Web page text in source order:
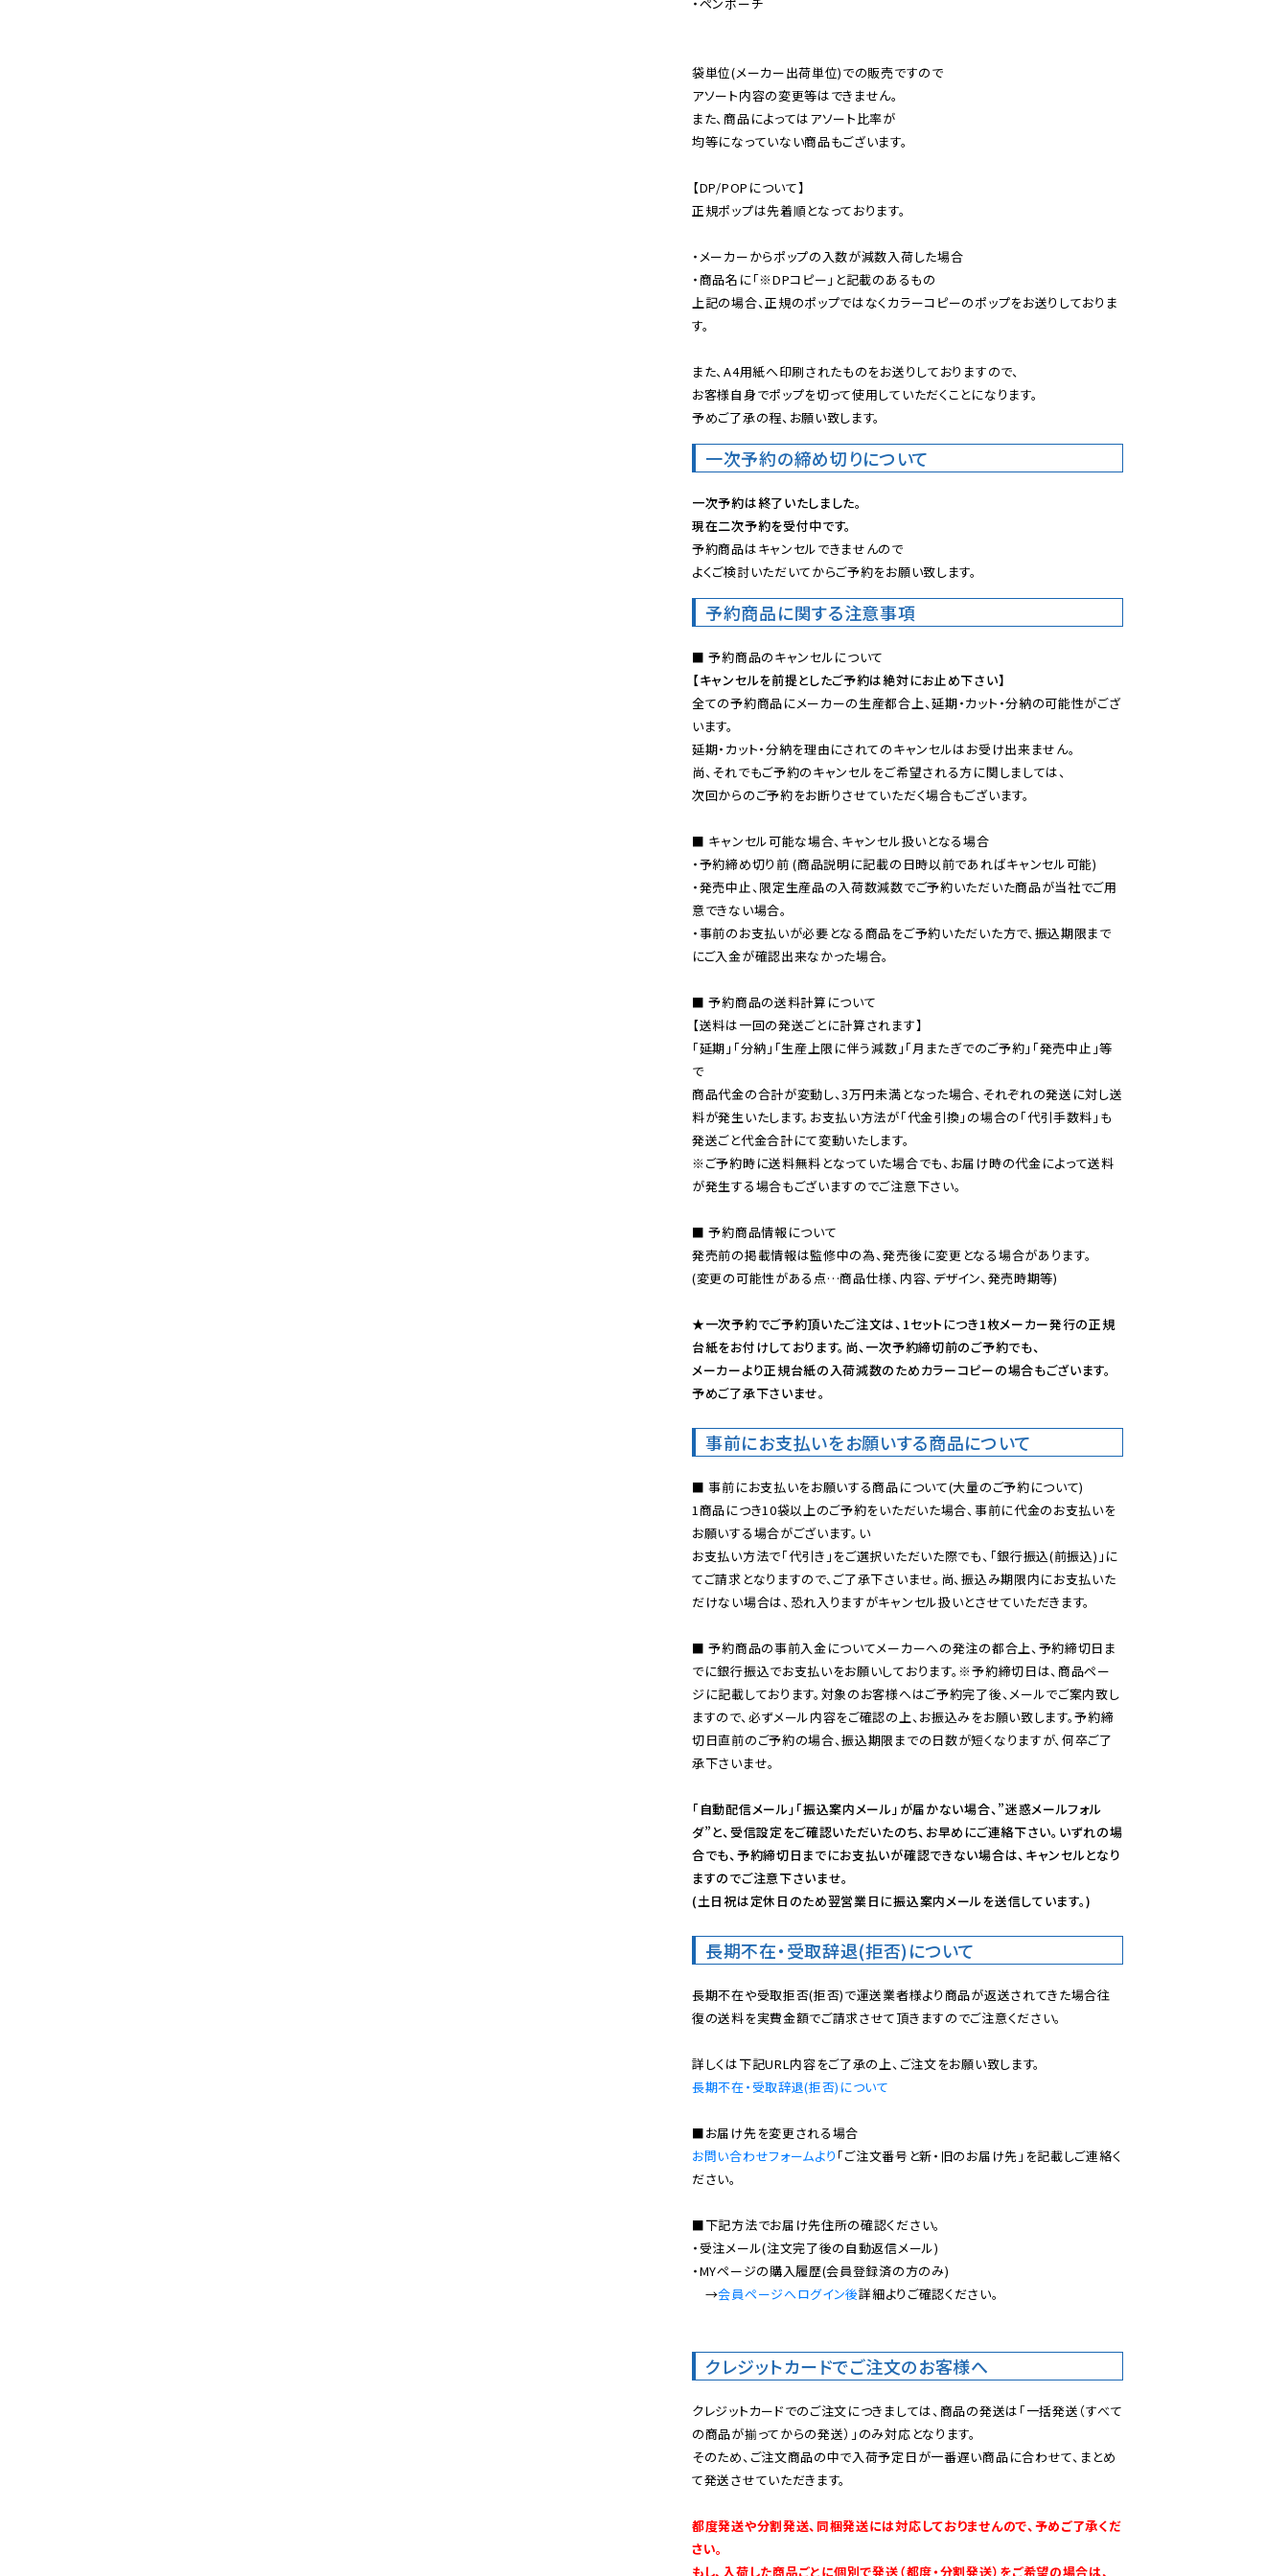
袋単位(メーカー出荷単位)での販売ですので
アソート内容の変更等はできません。
また、商品によってはアソート比率が
均等になっていない商品もございます。
【DP/POPについて】
正規ポップは先着順となっております。
・メーカーからポップの入数が減数入荷した場合
・商品名に「※DPコピー」と記載のあるもの
上記の場合、正規のポップではなくカラーコピーのポップをお送りしておりま
す。
また、A4用紙へ印刷されたものをお送りしておりますので、
お客様自身でポップを切って使用していただくことになります。
予めご了承の程、お願い致します。
一次予約の締め切りについて
一次予約は終了いたしました。
現在二次予約を受付中です。
予約商品はキャンセルできませんので
よくご検討いただいてからご予約をお願い致します。
予約商品に関する注意事項
【キャンセルを前提としたご予約は絶対にお止め下さい】
全ての予約商品にメーカーの生産都合上、延期・カット・分納の可能性がござ
います。
延期・カット・分納を理由にされてのキャンセルはお受け出来ません。
尚、それでもご予約のキャンセルをご希望される方に関しましては、
次回からのご予約をお断りさせていただく場合もございます。
■ キャンセル可能な場合、キャンセル扱いとなる場合
・予約締め切り前 (商品説明に記載の日時以前であればキャンセル可能)
・発売中止、限定生産品の入荷数減数でご予約いただいた商品が当社でご用
意できない場合。
・事前のお支払いが必要となる商品をご予約いただいた方で、振込期限まで
にご入金が確認出来なかった場合。
■ 予約商品の送料計算について
【送料は一回の発送ごとに計算されます】
「延期」「分納」「生産上限に伴う減数」「月またぎでのご予約」「発売中止」等
で
商品代金の合計が変動し、3万円未満となった場合、それぞれの発送に対し送
料が発生いたします。お支払い方法が「代金引換」の場合の「代引手数料」も
※ご予約時に送料無料となっていた場合でも、お届け時の代金によって送料
が発生する場合もございますのでご注意下さい。
■ 予約商品情報について
発売前の掲載情報は監修中の為、発売後に変更となる場合があります。
(変更の可能性がある点…商品仕様、内容、デザイン、発売時期等)
★一次予約でご予約頂いたご注文は、1セットにつき1枚メーカー発行の正規
台紙をお付けしております。尚、一次予約締切前のご予約でも、
メーカーより正規台紙の入荷減数のためカラーコピーの場合もございます。
予めご了承下さいませ。
事前にお支払いをお願いする商品について
■ 事前にお支払いをお願いする商品について(大量のご予約について)
1商品につき10袋以上のご予約をいただいた場合、事前に代金のお支払いを
お願いする場合がございます。い
お支払い方法で「代引き」をご選択いただいた際でも、「銀行振込(前振込)」に
てご請求となりますので、ご了承下さいませ。尚、振込み期限内にお支払いた
だけない場合は、恐れ入りますがキャンセル扱いとさせていただきます。
■ 予約商品の事前入金についてメーカーへの発注の都合上、予約締切日ま
でに銀行振込でお支払いをお願いしております。※予約締切日は、商品ペー
ジに記載しております。対象のお客様へはご予約完了後、メールでご案内致し
ますので、必ずメール内容をご確認の上、お振込みをお願い致します。予約締
切日直前のご予約の場合、振込期限までの日数が短くなりますが、何卒ご了
承下さいませ。
「自動配信メール」「振込案内メール」が届かない場合、”迷惑メールフォル
ダ”と、受信設定をご確認いただいたのち、お早めにご連絡下さい。いずれの場
合でも、予約締切日までにお支払いが確認できない場合は、キャンセルとなり
ますのでご注意下さいませ。
(土日祝は定休日のため翌営業日に振込案内メールを送信しています。)
長期不在・受取辞退(拒否)について
長期不在や受取拒否(拒否)で運送業者様より商品が返送されてきた場合往
復の送料を実費金額でご請求させて頂きますのでご注意ください。
長期不在・受取辞退(拒否)について
お問い合わせフォームより 「ご注文番号と新・旧のお届け先」を記載しご連絡く
ださい。
■下記方法でお届け先住所の確認ください。
・受注メール(注文完了後の自動返信メール)
・MYページの購入履歴(会員登録済の方のみ)
→会員ページへログイン後詳細よりご確認ください。
クレジットカードでご注文のお客様へ
クレジットカードでのご注文につきましては、商品の発送は「一括発送（すべて
の商品が揃ってからの発送）」のみ対応となります。
そのため、ご注文商品の中で入荷予定日が一番遅い商品に合わせて、まとめ
て発送させていただきます。
都度発送や分割発送、同梱発送には対応しておりませんので、予めご了承くだ
さい。
もし、入荷した商品ごとに個別で発送（都度・分割発送）をご希望の場合は、